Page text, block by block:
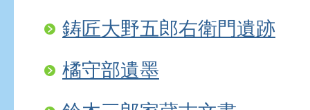
鋳匠大野五郎右衛門遺跡
橘守部遺墨